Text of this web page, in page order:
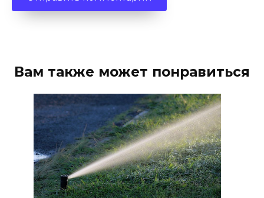
Вам также может понравиться